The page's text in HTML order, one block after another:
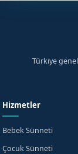
Türkiye
Hizmetler
Bebek Sünneti
Çocuk Sünneti